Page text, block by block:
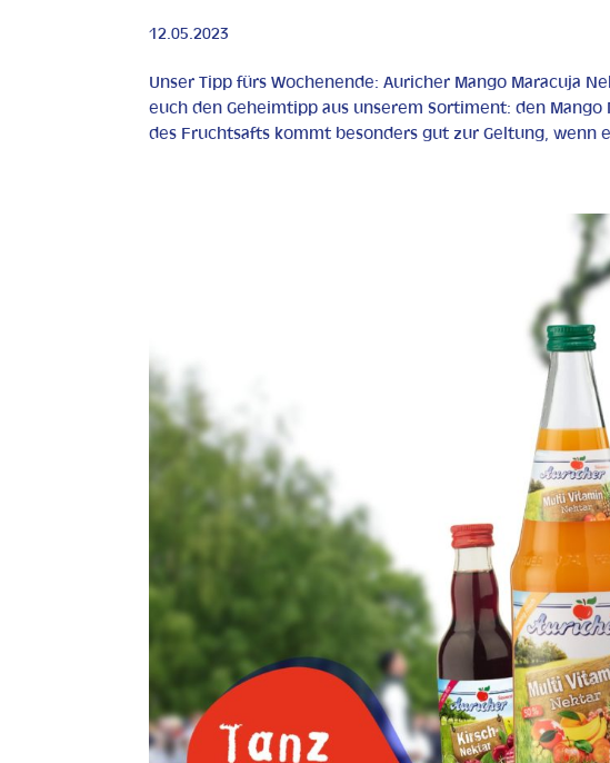
12.05.2023
Unser Tipp fürs Wochenende: Auricher Mango Maracuja
euch den Geheimtipp aus unserem Sortiment: den
des Fruchtsafts kommt besonders gut zur Geltung, wenn